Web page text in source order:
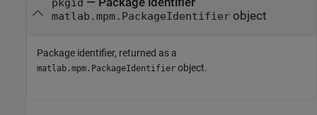
pkgid
matlab.mpm.PackageIdentifierobject
Package identifier, returned as a
matlab.mpm.PackageIdentifier object.